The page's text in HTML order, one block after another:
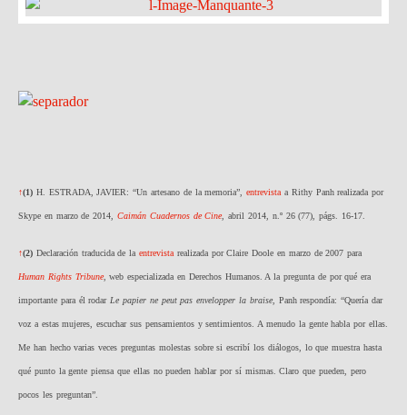
↑(1) H. ESTRADA, JAVIER: “Un artesano de la memoria”,entrevista a Rithy Panh realizada por
Skype en marzo de 2014, Caimán Cuadernos de Cine, abril 2014, n.º 26 (77), págs. 16-17.
↑(2) Declaración traducida de la entrevista realizada por Claire Doole en marzo de 2007 para
Human Rights Tribune, web especializada en Derechos Humanos. A la pregunta de por qué era
importante para él rodar Le papier ne peut pas envelopper la braise, Panh respondía: “Quería dar
voz a estas mujeres, escuchar sus pensamientos y sentimientos. A menudo la gente habla por ellas.
Me han hecho varias veces preguntas molestas sobre si escribí los diálogos, lo que muestra hasta
qué punto la gente piensa que ellas no pueden hablar por sí mismas. Claro que pueden, pero
pocos les preguntan”.